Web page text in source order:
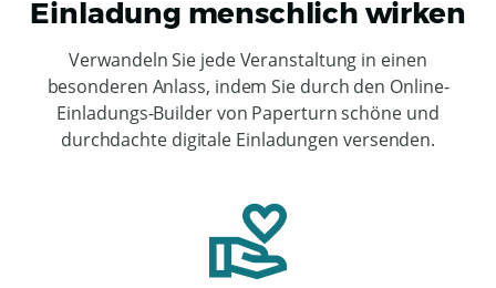
Einladung menschlich wirken
Verwandeln Sie jede Veranstaltung in einen
besonderen Anlass, indem Sie durch den Online-
Einladungs-Builder von Paperturn schöne und
durchdachte digitale Einladungen versenden.